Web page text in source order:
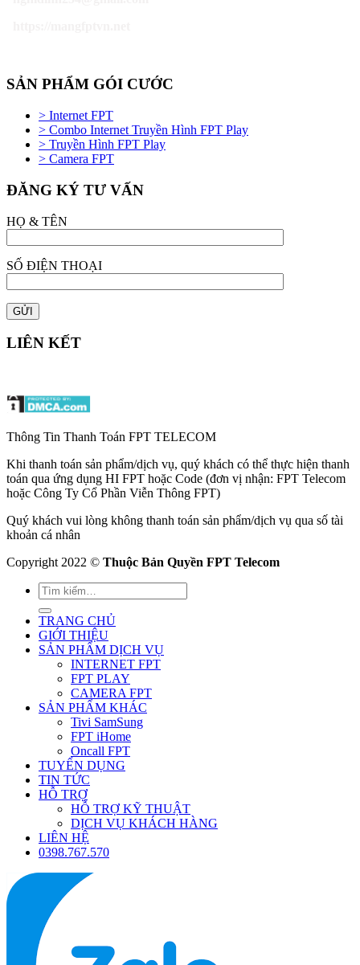
SẢN PHẨM GÓI CƯỚC
> Internet FPT
> Combo Internet Truyền Hình FPT Play
> Truyền Hình FPT Play
> Camera FPT
ĐĂNG KÝ TƯ VẤN
HỌ & TÊN
SỐ ĐIỆN THOẠI
LIÊN KẾT
Thông Tin Thanh Toán FPT TELECOM
Khi thanh toán sản phẩm/dịch vụ, quý khách có thể thực hiện thanh
toán qua ứng dụng HI FPT hoặc Code (đơn vị nhận: FPT Telecom
hoặc Công Ty Cổ Phần Viễn Thông FPT)
Quý khách vui lòng không thanh toán sản phẩm/dịch vụ qua số tài
khoản cá nhân
Copyright 2022 © Thuộc Bản Quyền FPT Telecom
TRANG CHỦ
GIỚI THIỆU
SẢN PHẨM DỊCH VỤ
INTERNET FPT
FPT PLAY
CAMERA FPT
SẢN PHẨM KHÁC
Tivi SamSung
FPT iHome
Oncall FPT
TUYỂN DỤNG
TIN TỨC
HỖ TRỢ
HỖ TRỢ KỸ THUẬT
DỊCH VỤ KHÁCH HÀNG
LIÊN HỆ
0398.767.570